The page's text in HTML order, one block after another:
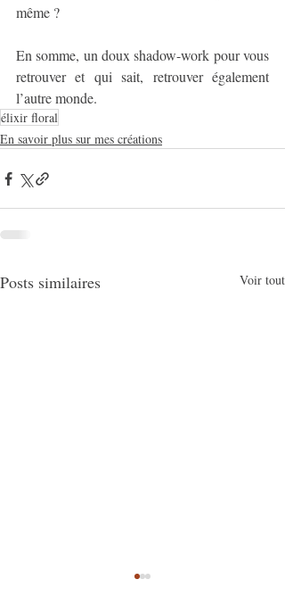
même ?
En somme, un doux shadow-work pour vous
retrouver et qui sait, retrouver également
l’autre monde.
élixir floral
En savoir plus sur mes créations
Posts similaires Voir tout